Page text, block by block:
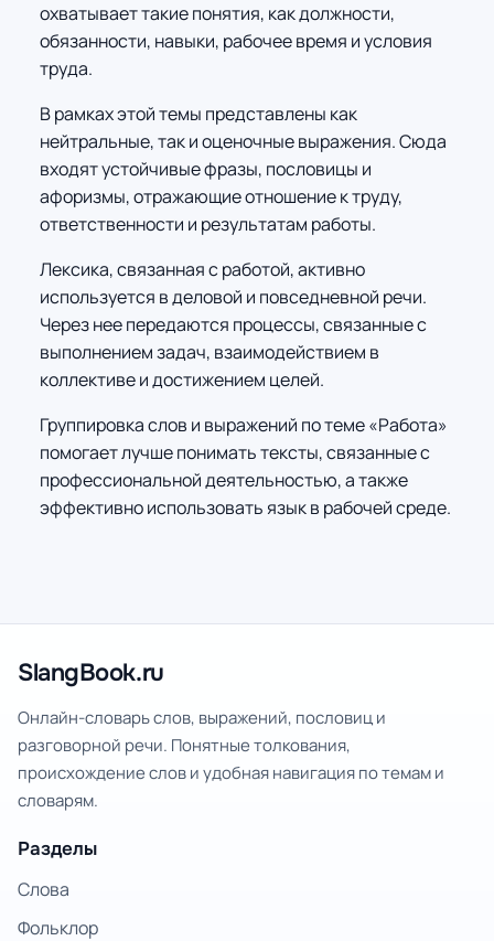
охватывает такие понятия, как должности,
обязанности, навыки, рабочее время и условия
труда.
В рамках этой темы представлены как
нейтральные, так и оценочные выражения. Сюда
входят устойчивые фразы, пословицы и
афоризмы, отражающие отношение к труду,
ответственности и результатам работы.
Лексика, связанная с работой, активно
используется в деловой и повседневной речи.
Через нее передаются процессы, связанные с
выполнением задач, взаимодействием в
коллективе и достижением целей.
Группировка слов и выражений по теме «Работа»
помогает лучше понимать тексты, связанные с
профессиональной деятельностью, а также
эффективно использовать язык в рабочей среде.
SlangBook.ru
Онлайн-словарь слов, выражений, пословиц и
разговорной речи. Понятные толкования,
происхождение слов и удобная навигация по темам и
словарям.
Разделы
Слова
Фольклор